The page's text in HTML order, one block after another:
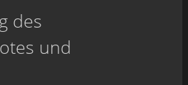
des
und